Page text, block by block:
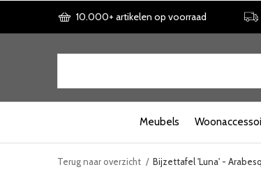
Meubels
10.000+ artikelen op voorraad
Terug naar overzicht Bijzettafel 'Luna' -